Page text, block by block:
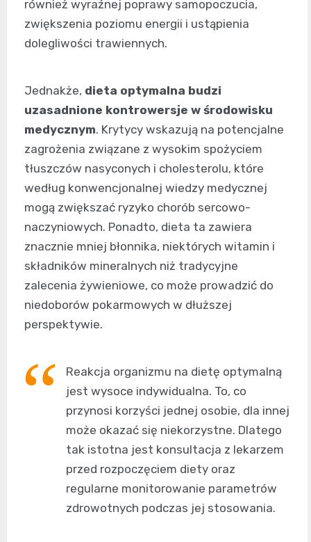
również wyraźnej poprawy samopoczucia,
zwiększenia poziomu energii i ustąpienia
dolegliwości trawiennych.
Jednakże, dieta optymalna budzi
uzasadnione kontrowersje w środowisku
medycznym. Krytycy wskazują na potencjalne
zagrożenia związane z wysokim spożyciem
tłuszczów nasyconych i cholesterolu, które
według konwencjonalnej wiedzy medycznej
mogą zwiększać ryzyko chorób sercowo-
naczyniowych. Ponadto, dieta ta zawiera
znacznie mniej błonnika, niektórych witamin i
składników mineralnych niż tradycyjne
zalecenia żywieniowe, co może prowadzić do
niedoborów pokarmowych w dłuższej
perspektywie.
Reakcja organizmu na dietę optymalną
jest wysoce indywidualna. To, co
przynosi korzyści jednej osobie, dla innej
może okazać się niekorzystne. Dlatego
tak istotna jest konsultacja z lekarzem
przed rozpoczęciem diety oraz
regularne monitorowanie parametrów
zdrowotnych podczas jej stosowania.